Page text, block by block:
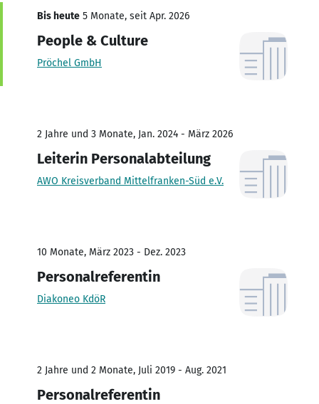
Bis heute 5 Monate, seit Apr. 2026
People & Culture
Pröchel GmbH
2 Jahre und 3 Monate, Jan. 2024 - März 2026
Leiterin Personalabteilung
AWO Kreisverband Mittelfranken-Süd e.V.
10 Monate, März 2023 - Dez. 2023
Personalreferentin
Diakoneo KdöR
2 Jahre und 2 Monate, Juli 2019 - Aug. 2021
Personalreferentin